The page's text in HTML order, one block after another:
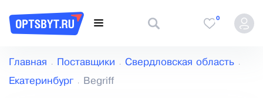
0
Главная Поставщики Свердловская область
Екатеринбург Begriff